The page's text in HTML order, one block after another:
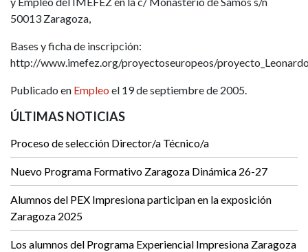
50013 Zaragoza,
Bases y ficha de inscripción:
http://www.imefez.org/proyectoseuropeos/
Publicado en Empleo el 19 de septiembre de 2005.
ÚLTIMAS NOTICIAS
Proceso de selección Director/a Técnico/a
Nuevo Programa Formativo Zaragoza Dinámica 26-27
Alumnos del PEX Impresiona participan en la exposición
Zaragoza 2025
Los alumnos del Programa Experiencial Impresiona Zaragoza